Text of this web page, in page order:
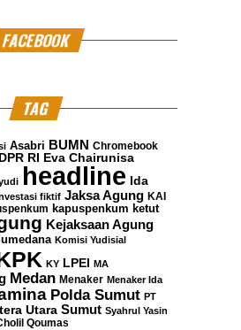
FACEBOOK
TAG
Asabri BUMN Chromebook
DPR RI
Eva Chairunisa
headline Ida
fiktif Jaksa Agung KAI
kapuspenkum ketut
Kejaksaan Agung
Komisi Yudisial
KY LPEI MA
Medan Menaker Menaker Ida
Polda Sumut PT
Utara Sumut Syahrul Yasin
Qoumas